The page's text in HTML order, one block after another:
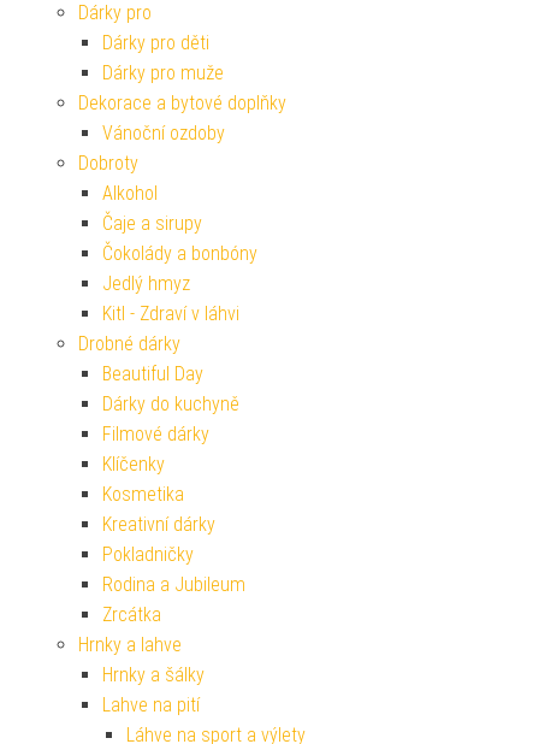
Dárky pro
Dárky pro děti
Dárky pro muže
Dekorace a bytové doplňky
Vánoční ozdoby
Dobroty
Alkohol
Čaje a sirupy
Čokolády a bonbóny
Jedlý hmyz
Kitl - Zdraví v láhvi
Drobné dárky
Beautiful Day
Dárky do kuchyně
Filmové dárky
Klíčenky
Kosmetika
Kreativní dárky
Pokladničky
Rodina a Jubileum
Zrcátka
Hrnky a lahve
Hrnky a šálky
Lahve na pití
Láhve na sport a výlety